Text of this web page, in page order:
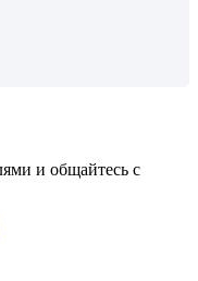
и общайтесь с